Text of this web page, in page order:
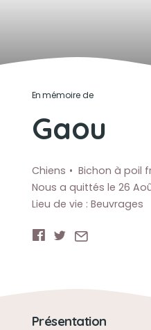
En mémoire de
Gaou
Chiens Bichon à poil
Nous a quittés le 26
Lieu de vie : Beuvrages
Présentation